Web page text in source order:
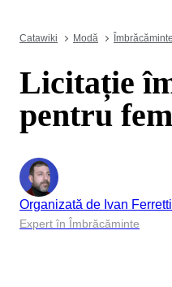
Catawiki Modă Îmbrăcăminte
Licitație
pentru
Organizată de Ivan Ferretti
Expert în Îmbrăcăminte